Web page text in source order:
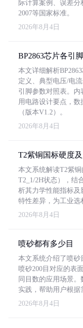
际计算案例、误差分
2007等国家标准。
2026年8月4日
BP2863芯片各引
本文详细解析
定义、典型电压/电
引脚参数对照表。
用电路设计要点，
（版本V1.2）。
2026年8月4日
T2紫铜国标硬度
本文系统解读T2紫
T2_1/2H状态），结
析其力学性能指标及
特性差异，为工业选
2026年8月4日
喷砂都有多少目
本文系统介绍了喷砂
喷砂200目对应的表
同目数的应用场景。
实践，帮助用户根据
2026年8月4日